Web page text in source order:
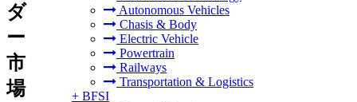
Autonomous Vehicles
Chasis & Body
Electric Vehicle
Powertrain
Railways
Transportation & Logistics
+ BFSI
ダ
ー
市
場